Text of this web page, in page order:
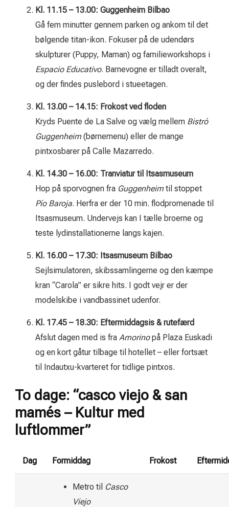
Kl. 11.15 – 13.00: Guggenheim Bilbao
Gå fem minutter gennem parken og ankom til det
bølgende titan-ikon. Fokuser på de udendørs
skulpturer (Puppy, Maman) og familieworkshops i
Espacio Educativo. Barnevogne er tilladt overalt,
og der findes puslebord i stueetagen.
Kl. 13.00 – 14.15: Frokost ved floden
Kryds Puente de La Salve og vælg mellem Bistró
Guggenheim(børnemenu) eller de mange
pintxosbarer på Calle Mazarredo.
Kl. 14.30 – 16.00: Tranviatur til Itsasmuseum
Hop på sporvognen fra Guggenheimtil stoppet
Pío Baroja. Herfra er der 10 min. flodpromenade til
Itsasmuseum. Undervejs kan I tælle broerne og
teste lydinstallationerne langs kajen.
Kl. 16.00 – 17.30: Itsasmuseum Bilbao
Sejlsimulatoren, skibssamlingerne og den kæmpe
kran “Carola” er sikre hits. I godt vejr er der
modelskibe i vandbassinet udenfor.
Kl. 17.45 – 18.30: Eftermiddagsis & rutefærd
Afslut dagen med is fra Amorinopå Plaza Euskadi
og en kort gåtur tilbage til hotellet – eller fortsæt
til Indautxu-kvarteret for tidlige pintxos.
To dage: “casco viejo & san
mamés – Kultur med
luftlommer”
Dag Formiddag Frokost
Metro til Casco
Viejo